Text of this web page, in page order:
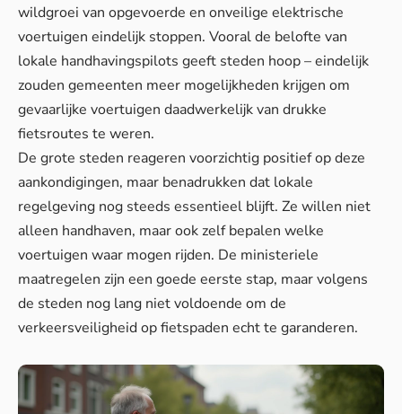
wildgroei van opgevoerde en onveilige elektrische
voertuigen eindelijk stoppen. Vooral de belofte van
lokale handhavingspilots geeft steden hoop – eindelijk
zouden gemeenten meer mogelijkheden krijgen om
gevaarlijke voertuigen daadwerkelijk van drukke
fietsroutes te weren.
De grote steden reageren voorzichtig positief op deze
aankondigingen, maar benadrukken dat lokale
regelgeving nog steeds essentieel blijft. Ze willen niet
alleen handhaven, maar ook zelf bepalen welke
voertuigen waar mogen rijden. De ministeriele
maatregelen zijn een goede eerste stap, maar volgens
de steden nog lang niet voldoende om de
verkeersveiligheid op fietspaden echt te garanderen.